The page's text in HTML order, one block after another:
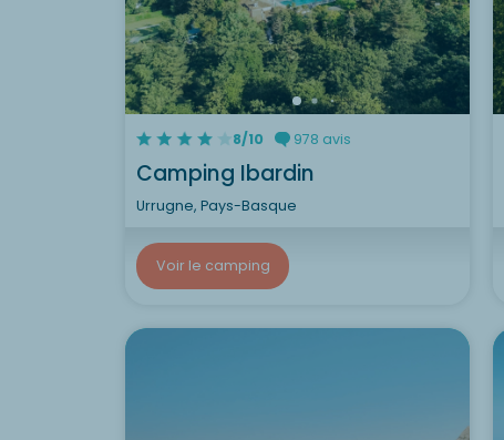
8/10 978 avis
Camping Ibardin
Urrugne, Pays-Basque
Voir le camping